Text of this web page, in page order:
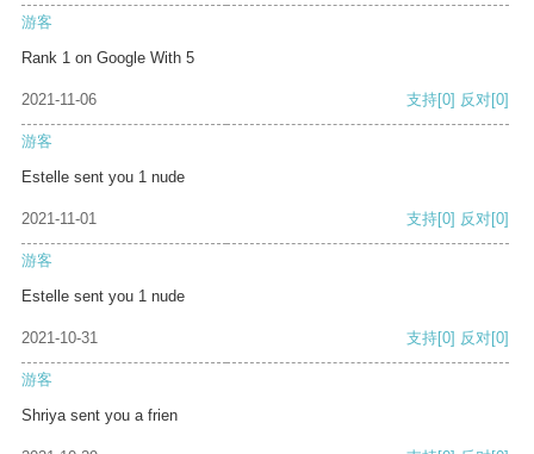
游客
Rank 1 on Google With 5
2021-11-06 支持[0] 反对[0]
游客
Estelle sent you 1 nude
2021-11-01 支持[0] 反对[0]
游客
Estelle sent you 1 nude
2021-10-31 支持[0] 反对[0]
游客
Shriya sent you a frien